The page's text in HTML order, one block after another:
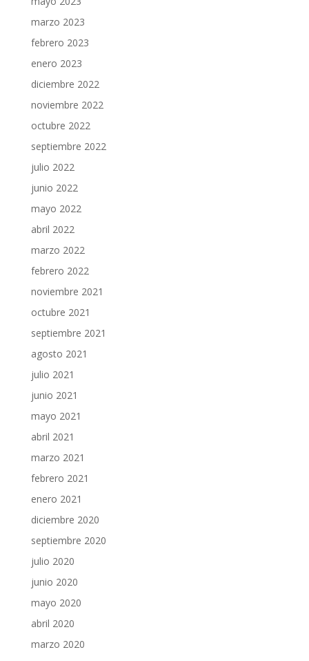
marzo 2023
febrero 2023
enero 2023
diciembre 2022
noviembre 2022
octubre 2022
septiembre 2022
julio 2022
junio 2022
mayo 2022
abril 2022
marzo 2022
febrero 2022
noviembre 2021
octubre 2021
septiembre 2021
agosto 2021
julio 2021
junio 2021
mayo 2021
abril 2021
marzo 2021
febrero 2021
enero 2021
diciembre 2020
septiembre 2020
julio 2020
junio 2020
mayo 2020
abril 2020
marzo 2020